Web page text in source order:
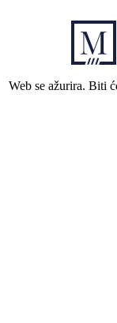
Web se ažurira. Biti